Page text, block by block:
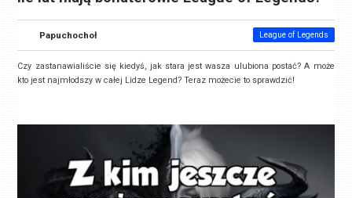
Papuchochoł League of Legends
Czy zastanawialiście się kiedyś, jak stara jest wasza ulubiona postać? A może
kto jest najmłodszy w całej Lidze Legend? Teraz możecie to sprawdzić!